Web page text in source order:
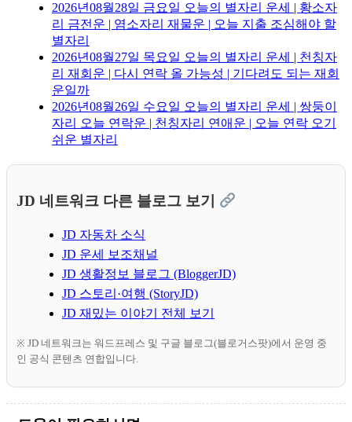
2026년08월28일 금요일 오늘의 별자리 운세 | 황소자
리 금전운 | 염소자리 재물운 | 오늘 지출 조심해야 할
별자리
2026년08월27일 목요일 오늘의 별자리 운세 | 천칭자
리 재회운 | 다시 연락 올 가능성 | 기다려도 되는 재회
운일까
2026년08월26일 수요일 오늘의 별자리 운세 | 쌍둥이
자리 오늘 연락운 | 천칭자리 연애운 | 오늘 연락 오기
쉬운 별자리
JD 네트워크 다른 블로그 보기
JD 자동차 소식
JD 운세 보조채널
JD 생활정보 블로그 (BloggerJD)
JD 스토리·여행 (StoryJD)
JD 재밌는 이야기 전체 보기
※ JD 네트워크는 워드프레스 및 구글 블로그(블로거스팟)에서 운영 중
인 공식 콘텐츠 연합입니다.